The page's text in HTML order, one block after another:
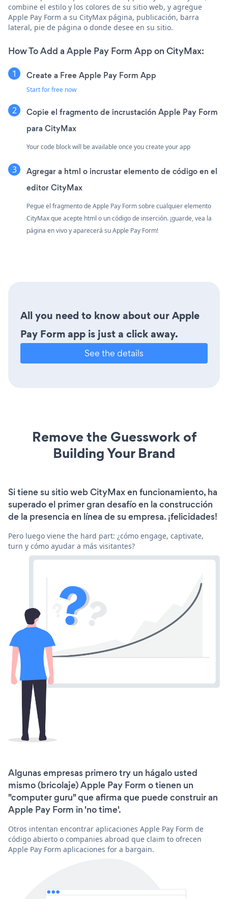
combine el estilo y los colores de su sitio web, y agregue
Apple Pay Form a su CityMax página, publicación, barra
lateral, pie de página o donde desee en su sitio.
How To Add a Apple Pay Form App on CityMax:
Create a Free Apple Pay Form App
Start for free now
Copie el fragmento de incrustación Apple Pay Form
para CityMax
Your code block will be available once you create your app
Agregar a html o incrustar elemento de código en el
editor CityMax
Pegue el fragmento de Apple Pay Form sobre cualquier elemento
CityMax que acepte html o un código de inserción. ¡guarde, vea la
página en vivo y aparecerá su Apple Pay Form!
All you need to know about our Apple
Pay Form app is just a click away.
See the details
Remove the Guesswork of
Building Your Brand
Si tiene su sitio web CityMax en funcionamiento, ha
superado el primer gran desafío en la construcción
de la presencia en línea de su empresa. ¡felicidades!
Pero luego viene the hard part: ¿cómo engage, captivate,
turn y cómo ayudar a más visitantes?
Algunas empresas primero try un hágalo usted
mismo (bricolaje) Apple Pay Form o tienen un
"computer guru" que afirma que puede construir an
Apple Pay Form in 'no time'.
Otros intentan encontrar aplicaciones Apple Pay Form de
código abierto o companies abroad que claim to ofrecen
Apple Pay Form aplicaciones for a bargain.